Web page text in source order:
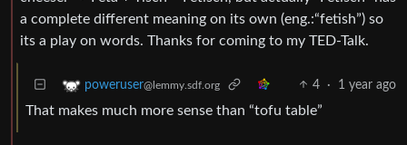
a complete different meaning on its own (eng.:“fetish”) so
its a play on words. Thanks for coming to my TED-Talk.
poweruser@lemmy.sdf.org 4 · 1 year ago
That makes much more sense than “tofu table”